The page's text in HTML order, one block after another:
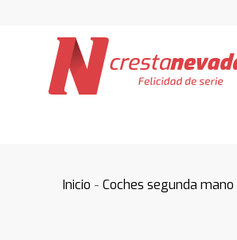
Inicio -Coches segunda mano